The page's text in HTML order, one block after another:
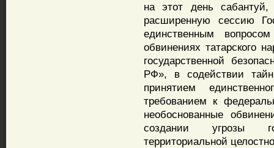
на этот день сабантуй,
расширенную сессию
единственным
обвинениях татарского
государственной
РФ», в содействии
принятием
требованием к
необоснованные
создании угрозы
территориальной